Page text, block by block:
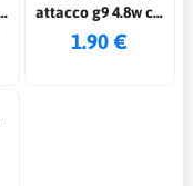
attacco g9 4.8w cw
ww nw
1.90 €